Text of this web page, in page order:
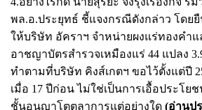
พล.อ.ประยุทธ์ ชี้แจงกรณีดังกล่าว โดย
ให้บริษัท อัคราฯ จำหน่ายผงแร่ทองคำแ
อาชญาบัตรสำรวจเหมืองแร่ 44 แปลง
ทำตามที่บริษัท คิงส์เกตฯ ขอไว้ตั้งแต่ปี
เมื่อ 17 ปีก่อน ไม่ใช่เป็นการเอื้อประโย
ชั้นอนุญาโตตุลาการแต่อย่างใด (อ่านป